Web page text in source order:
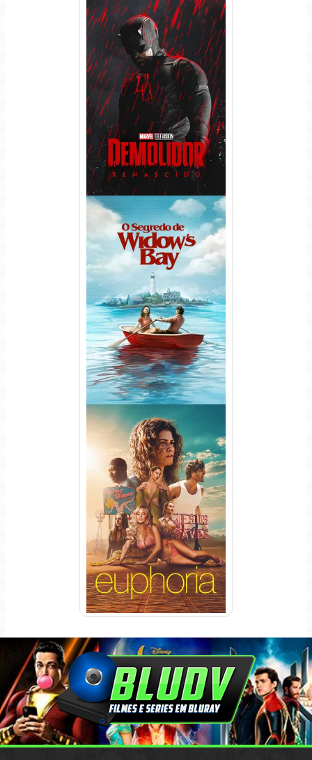
Demolidor: Renascido 2ª
Temporada (2026) WEB-DL
1080p Dual Áudio
O Segredo de Widow’s Bay
1ª Temporada Torrent (2026)
WEB-DL 1080p Dual Áudio
Euphoria 3ª Temporada
Torrent (2026) WEB-DL 1080p
Dual Áudio